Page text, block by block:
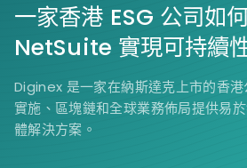
一家香港 ESG 公司如
NetSuite 實現可持續
Diginex 是一家在納斯達克上市的香
實施、區塊鏈和全球業務佈局提供易
體解決方案。